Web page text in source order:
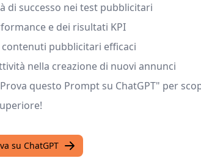
di successo nei test pubblicitari
e dei risultati KPI
pubblicitari efficaci
nella creazione di nuovi annunci
questo Prompt su ChatGPT" per
su ChatGPT